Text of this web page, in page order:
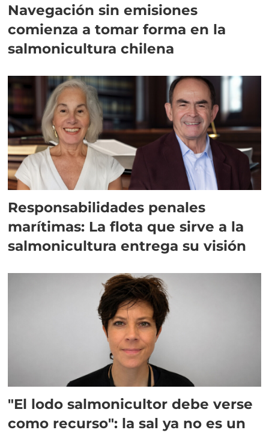
Navegación sin emisiones
comienza a tomar forma en la
salmonicultura chilena
Responsabilidades penales
marítimas: La flota que sirve a la
salmonicultura entrega su visión
"El lodo salmonicultor debe verse
como recurso": la sal ya no es un